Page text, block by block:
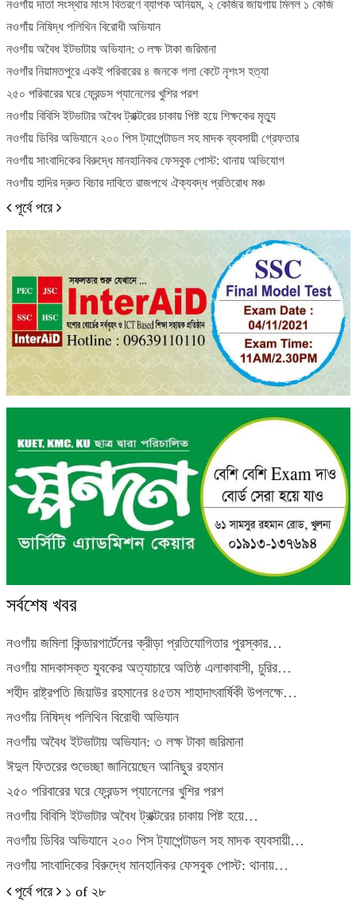
নওগাঁয় দাতা সংস্থার মাংস বিতরণে ব্যাপক অনিয়ম, ২ কেজির জায়গায় মিলল ১ কেজি
নওগাঁয় নিষিদ্ধ পলিথিন বিরোধী অভিযান
নওগাঁয় অবৈধ ইটভাটায় অভিযান: ৩ লক্ষ টাকা জরিমানা
নওগাঁর নিয়ামতপুরে একই পরিবারের ৪ জনকে গলা কেটে নৃশংস হত্যা
২৫০ পরিবারের ঘরে ফ্রেন্ডস প্যানেলের খুশির পরশ
নওগাঁয় বিবিসি ইটভাটার অবৈধ ট্রাক্টরের চাকায় পিষ্ট হয়ে শিক্ষকের মৃত্যু
নওগাঁয় ডিবির অভিযানে ২০০ পিস ট্যাপেন্টাডল সহ মাদক ব্যবসায়ী গ্রেফতার
নওগাঁয় সাংবাদিকের বিরুদ্ধে মানহানিকর ফেসবুক পোস্ট: থানায় অভিযোগ
নওগাঁয় হাদির দ্রুত বিচার দাবিতে রাজপথে ঐক্যবদ্ধ প্রতিরোধ মঞ্চ
পূর্বে পরে
সর্বশেষ খবর
নওগাঁয় জমিলা কিন্ডারগার্টেনের ক্রীড়া প্রতিযোগিতার পুরস্কার…
নওগাঁয় মাদকাসক্ত যুবকের অত্যাচারে অতিষ্ঠ এলাকাবাসী, চুরির…
শহীদ রাষ্ট্রপতি জিয়াউর রহমানের ৪৫তম শাহাদাৎবার্ষিকী উপলক্ষে…
নওগাঁয় নিষিদ্ধ পলিথিন বিরোধী অভিযান
নওগাঁয় অবৈধ ইটভাটায় অভিযান: ৩ লক্ষ টাকা জরিমানা
ঈদুল ফিতরের শুভেচ্ছা জানিয়েছেন আনিছুর রহমান
২৫০ পরিবারের ঘরে ফ্রেন্ডস প্যানেলের খুশির পরশ
নওগাঁয় বিবিসি ইটভাটার অবৈধ ট্রাক্টরের চাকায় পিষ্ট হয়ে…
নওগাঁয় ডিবির অভিযানে ২০০ পিস ট্যাপেন্টাডল সহ মাদক ব্যবসায়ী…
নওগাঁয় সাংবাদিকের বিরুদ্ধে মানহানিকর ফেসবুক পোস্ট: থানায়…
পূর্বে পরে ১ of ২৮